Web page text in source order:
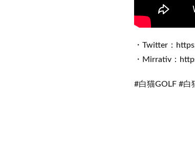
・Twitter：
・Mirrativ：
#白猫GOLF #白